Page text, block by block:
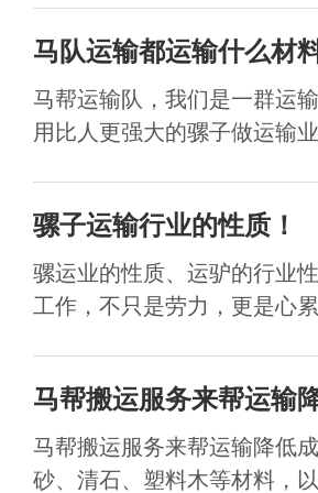
马队运输都运输什么材
马帮运输队，我们是一群运
用比人更强大的骡子做运输
骡子运输行业的性质！
骡运业的性质、运驴的行业
工作，不只是劳力，更是心
马帮搬运服务来帮运输
马帮搬运服务来帮运输降低
砂、清石、塑料木等材料，